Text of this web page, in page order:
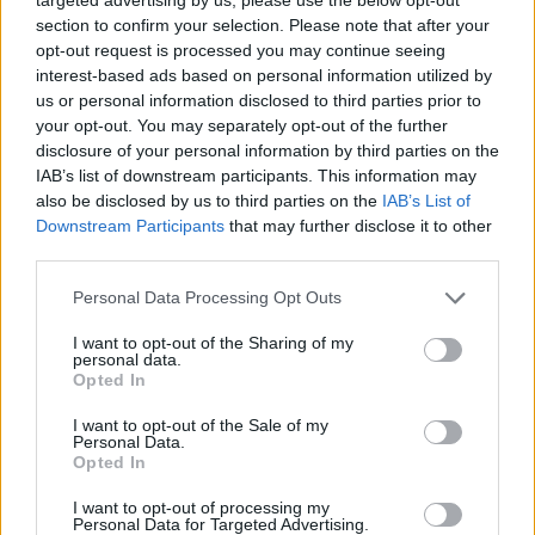
section to confirm your selection. Please note that after your
opt-out request is processed you may continue seeing
interest-based ads based on personal information utilized by
us or personal information disclosed to third parties prior to
your opt-out. You may separately opt-out of the further
disclosure of your personal information by third parties on the
IAB’s list of downstream participants. This information may
also be disclosed by us to third parties on the IAB’s List of
Downstream Participants that may further disclose it to other
Please note that this website/app uses one or more Google
not limited to your visit or usage behaviour. You may click to
grant or deny consent to Google and its third-party tags to
use your data for below specified purposes in below Google
consent section.
Personal Data Processing Opt Outs
I want to opt-out of the Sharing of my
personal data.
Opted In
I want to opt-out of the Sale of my
Personal Data.
Opted In
I want to opt-out of processing my
Personal Data for Targeted Advertising.
k p
NOTIZIE RECENTI
Film internazionale, casting per comparse in
Costa Smeralda
Porto Rotondo ospita la grande sfida della vela
nell’estate 2026
Controlli all’aeroporto di Olbia, sequestrati
Migliori cliniche di estetica medicale avanzata
in Europa: classifica dei 5 centri di riferimento
pe…
l’inaugurazione